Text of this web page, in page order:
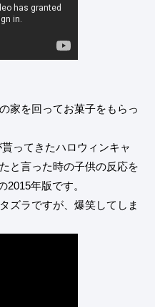
家を回ってお菓子をもらっ
ってきたハロウィンキャ
と言った時の子供の反応を
2015年版です。
ズラですが、爆笑してしま